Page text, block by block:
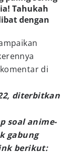
Tahukah
dengan
di
diterbitkan
soal anime-
gabung
berikut: